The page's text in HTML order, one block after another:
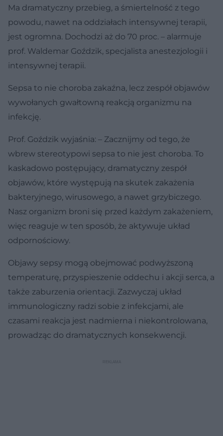
Ma dramatyczny przebieg, a śmiertelność z tego
powodu, nawet na oddziałach intensywnej terapii,
jest ogromna. Dochodzi aż do 70 proc. – alarmuje
prof. Waldemar Goździk, specjalista anestezjologii i
intensywnej terapii.
Sepsa to nie choroba zakaźna, lecz zespół objawów
wywołanych gwałtowną reakcją organizmu na
infekcję.
Prof. Goździk wyjaśnia: – Zacznijmy od tego, że
wbrew stereotypowi sepsa to nie jest choroba. To
kaskadowo postępujący, dramatyczny zespół
objawów, które występują na skutek zakażenia
bakteryjnego, wirusowego, a nawet grzybiczego.
Nasz organizm broni się przed każdym zakażeniem,
więc reaguje w ten sposób, że aktywuje układ
odpornościowy.
Objawy sepsy mogą obejmować podwyższoną
temperaturę, przyspieszenie oddechu i akcji serca, a
także zaburzenia orientacji. Zazwyczaj układ
immunologiczny radzi sobie z infekcjami, ale
czasami reakcja jest nadmierna i niekontrolowana,
prowadząc do dramatycznych konsekwencji.